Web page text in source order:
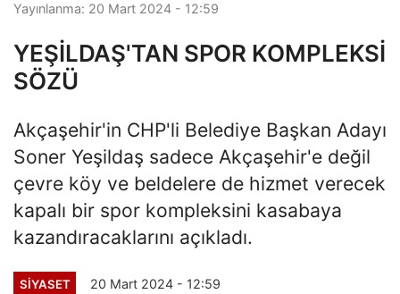
Yayınlanma: 20 Mart 2024 - 12:59
YEŞİLDAŞ'TAN SPOR KOMPLEKSİ
SÖZÜ
Akçaşehir'in CHP'li Belediye Başkan Adayı
Soner Yeşildaş sadece Akçaşehir'e değil
çevre köy ve beldelere de hizmet verecek
kapalı bir spor kompleksini kasabaya
kazandıracaklarını açıkladı.
SİYASET 20 Mart 2024 - 12:59